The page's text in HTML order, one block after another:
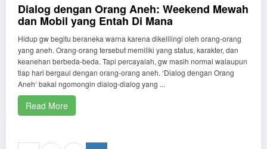
Dialog dengan Orang Aneh: Weekend Mewah
dan Mobil yang Entah Di Mana
Hidup gw begitu beraneka warna karena dikelilingi oleh orang-orang
yang aneh. Orang-orang tersebut memiliki yang status, karakter, dan
keanehan berbeda-beda. Tapi percayalah, gw masih normal walaupun
tiap hari bergaul dengan orang-orang aneh. ‘Dialog dengan Orang
Aneh‘ bakal ngomongin dialog-dialog yang ...
Read More